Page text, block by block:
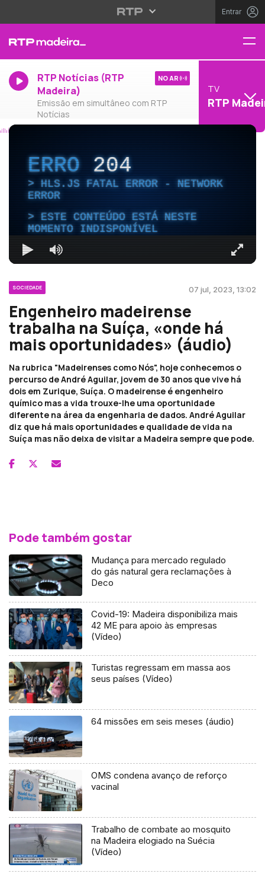
Entrar
RTP Notícias (RTP
Madeira)
Emissão em simultâneo com RTP
Notícias
NO AR
TV
RTP
ERRO204
HLS.JS FATAL ERROR - NETWORK
ERROR
ESTE CONTEÚDO ESTÁ NESTE
MOMENTO INDISPONÍVEL
SOCIEDADE 07 jul, 2023, 13:02
Engenheiro madeirense
trabalha na Suíça, «onde há
mais oportunidades» (áudio)
Na rubrica "Madeirenses como Nós", hoje conhecemos o
percurso de André Aguilar, jovem de 30 anos que vive há
dois em Zurique, Suíça. O madeirense é engenheiro
químico mas a vida trouxe-lhe uma oportunidade
diferente na área da engenharia de dados. André Aguilar
diz que há mais oportunidades e qualidade de vida na
Suíça mas não deixa de visitar a Madeira sempre que pode.
Pode também gostar
Mudança para mercado regulado
do gás natural gera reclamações à
Deco
Covid-19: Madeira disponibiliza mais
42 ME para apoio às empresas
(Vídeo)
Turistas regressam em massa aos
seus países (Vídeo)
64 missões em seis meses (áudio)
OMS condena avanço de reforço
vacinal
Trabalho de combate ao mosquito
na Madeira elogiado na Suécia
(Vídeo)